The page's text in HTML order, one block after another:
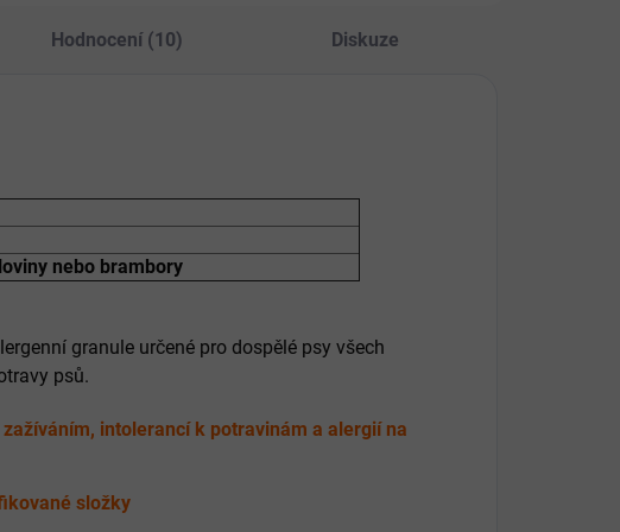
Hodnocení (10) Diskuze
nebo brambory
granule určené pro dospělé psy všech
psů.
intolerancí k potravinám a alergií na
složky